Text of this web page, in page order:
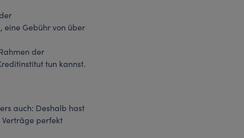
eine Gebühr von über
der
tun kannst.
auch: Deshalb hast
perfekt